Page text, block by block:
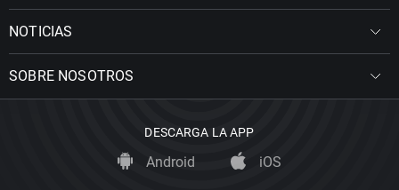
NOTICIAS
SOBRE NOSOTROS
DESCARGA LA APP
Android iOS